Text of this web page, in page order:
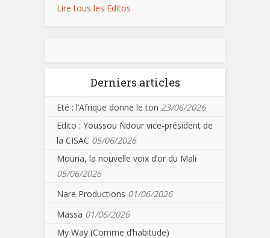
Lire tous les Editos
Derniers articles
Eté : l’Afrique donne le ton 23/06/2026
Edito : Youssou Ndour vice-président de
la CISAC 05/06/2026
Mouna, la nouvelle voix d’or du Mali
05/06/2026
Nare Productions 01/06/2026
Massa 01/06/2026
My Way (Comme d’habitude)